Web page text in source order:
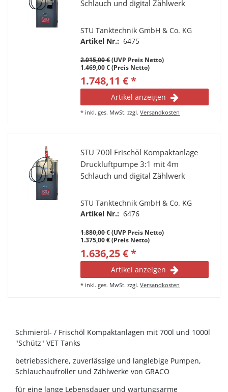
Schlauch und digital Zählwerk
STU Tanktechnik GmbH & Co. KG
Artikel Nr.: 6475
2.015,00 €(UVP Preis Netto)
1.469,00 € (Preis Netto)
1.748,11 € *
Artikel anzeigen
* inkl. ges. MwSt. zzgl.Versandkosten
STU 700l Frischöl Kompaktanlage
Druckluftpumpe 3:1 mit 4m
Schlauch und digital Zählwerk
STU Tanktechnik GmbH & Co. KG
Artikel Nr.: 6476
1.880,00 €(UVP Preis Netto)
1.375,00 € (Preis Netto)
1.636,25 € *
Artikel anzeigen
* inkl. ges. MwSt. zzgl.Versandkosten
Schmieröl- / Frischöl Kompaktanlagen mit 700l und 1000l
"Schütz" VET Tanks
betriebssichere, zuverlässige und langlebige Pumpen,
Schlauchaufroller und Zählwerke von GRACO
für eine lange Lebensdauer und wartungsarme